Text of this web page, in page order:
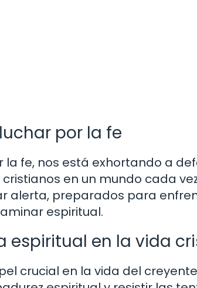
por la fe
fe, nos está exhortando a
en un mundo cada
alerta, preparados para
espiritual.
espiritual en la vida
crucial en la vida del